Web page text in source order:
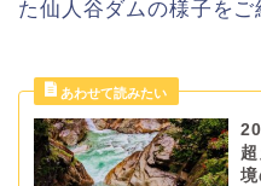
た仙人谷ダムの様子をご